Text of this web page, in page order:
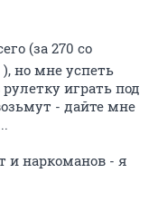
(за 270 со
), но мне успеть
играть под
- дайте мне
и наркоманов - я